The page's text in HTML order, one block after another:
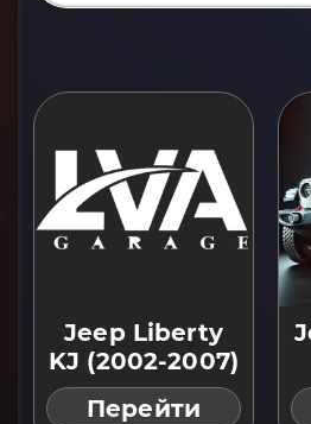
Jeep Liberty
KJ (2002-2007)
Перейти